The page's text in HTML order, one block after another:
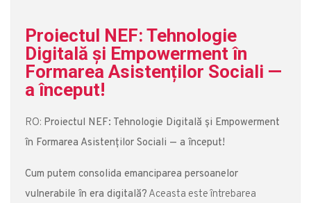
Proiectul NEF: Tehnologie
Digitală și Empowerment în
Formarea Asistenților Sociali —
a început!
RO: Proiectul NEF: Tehnologie Digitală și Empowerment
în Formarea Asistenților Sociali — a început!
Cum putem consolida emanciparea persoanelor
vulnerabile în era digitală? Aceasta este întrebarea